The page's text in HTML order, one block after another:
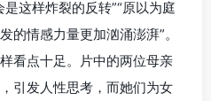
这样炸裂的反转”“原以为庭
的情感力量更加汹涌澎湃”。
看点十足。片中的两位母亲
引发人性思考，而她们为女